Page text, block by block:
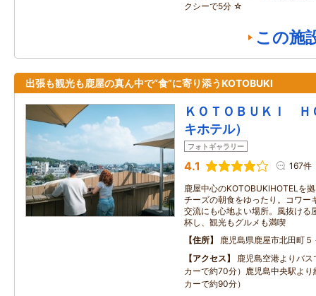
クシーで5分 ☆
この施
出張も観光も鹿屋の真ん中で“食”に寄り添うKOTOBUKI
ＫＯＴＯＢＵＫＩ Ｈ
キホテル）
フォトギャラリー
4.1 167件
鹿屋中心のKOTOBUKIHOTELを
チーズの朝食をゆったり。コワー
交流にも心地よい場所。風抜ける
杯し、観光もグルメも満喫
住所
鹿児島県鹿屋市北田町５
アクセス
鹿児島空港よりバ
カーで約70分）鹿児島中央駅よ
カーで約90分）